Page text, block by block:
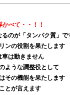
べて・・！！
のが「タンパク質」で
ンの役割を果たします
車は動きません
ような調整役として
その機能を果たします
とが言えます